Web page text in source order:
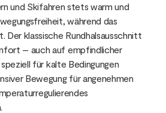
und Skifahren stets warm und
während das
klassische Rundhalsausschnitt
– auch auf empfindlicher
für kalte Bedingungen
Bewegung für angenehmen